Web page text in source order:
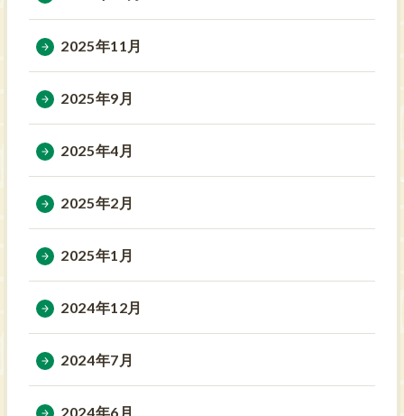
2025年11月
2025年9月
2025年4月
2025年2月
2025年1月
2024年12月
2024年7月
2024年6月